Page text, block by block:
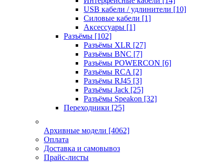
USB кабели / удлинители [10]
Силовые кабели [1]
Аксессуары [1]
Разъёмы [102]
Разъёмы XLR [27]
Разъёмы BNC [7]
Разъёмы POWERCON [6]
Разъёмы RCA [2]
Разъёмы RJ45 [3]
Разъёмы Jack [25]
Разъёмы Speakon [32]
Переходники [25]
Архивные модели [4062]
Оплата
Доставка и самовывоз
Прайс-листы